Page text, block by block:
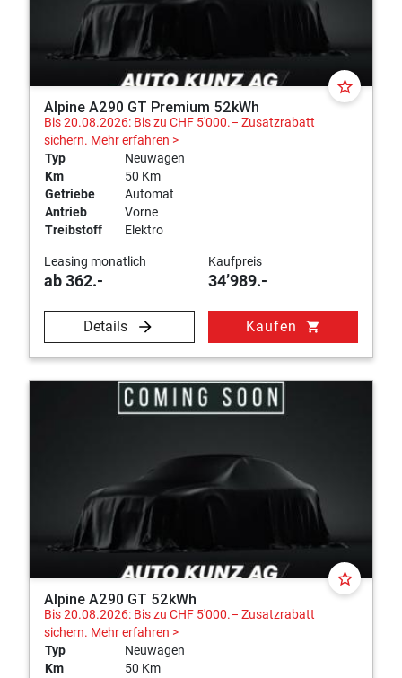
star_border
Alpine A290 GT Premium 52kWh
Bis 20.08.2026: Bis zu CHF 5'000.– Zusatzrabatt
sichern. Mehr erfahren >
Typ
Neuwagen
Km
50 Km
Getriebe
Automat
Antrieb
Vorne
Treibstoff
Elektro
Leasing monatlich
ab 362.-
Kaufpreis
34’989.-
Details Kaufen shopping_cart
star_border
Alpine A290 GT 52kWh
Bis 20.08.2026: Bis zu CHF 5'000.– Zusatzrabatt
sichern. Mehr erfahren >
Typ
Neuwagen
Km
50 Km